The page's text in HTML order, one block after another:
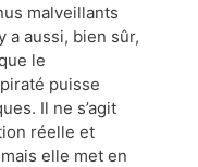
malveillants
a aussi, bien sûr,
le
puisse
Il ne s’agit
réelle et
elle met en